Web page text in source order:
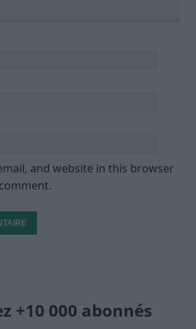
and website in this browser
+10 000 abonnés